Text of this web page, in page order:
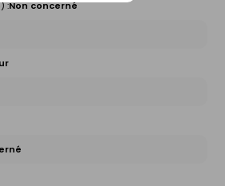
:Non concerné